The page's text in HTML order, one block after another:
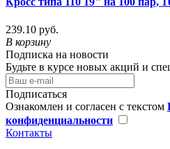
239.10 руб.
В корзину
Подписка на новости
Будьте в курсе новых акций и
Подписаться
Ознакомлен и согласен с текстом
конфиденциальности
Контакты